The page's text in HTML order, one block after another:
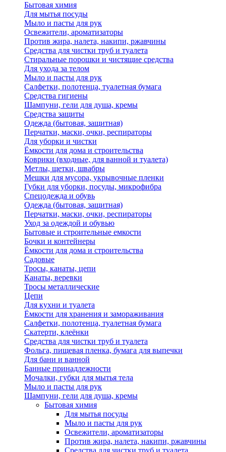
Бытовая химия
Для мытья посуды
Мыло и пасты для рук
Освежители, ароматизаторы
Против жира, налета, накипи, ржавчины
Средства для чистки труб и туалета
Стиральные порошки и чистящие средства
Для ухода за телом
Мыло и пасты для рук
Салфетки, полотенца, туалетная бумага
Средства гигиены
Шампуни, гели для душа, кремы
Средства защиты
Одежда (бытовая, защитная)
Перчатки, маски, очки, респираторы
Для уборки и чистки
Ёмкости для дома и строительства
Коврики (входные, для ванной и туалета)
Метлы, щетки, швабры
Мешки для мусора, укрывочные пленки
Губки для уборки, посуды, микрофибра
Спецодежда и обувь
Одежда (бытовая, защитная)
Перчатки, маски, очки, респираторы
Уход за одеждой и обувью
Бытовые и строительные емкости
Бочки и контейнеры
Ёмкости для дома и строительства
Садовые
Тросы, канаты, цепи
Канаты, веревки
Тросы металлические
Цепи
Для кухни и туалета
Ёмкости для хранения и замораживания
Салфетки, полотенца, туалетная бумага
Скатерти, клеёнки
Средства для чистки труб и туалета
Фольга, пищевая пленка, бумага для выпечки
Для бани и ванной
Банные принадлежности
Мочалки, губки для мытья тела
Мыло и пасты для рук
Шампуни, гели для душа, кремы
Бытовая химия
Для мытья посуды
Мыло и пасты для рук
Освежители, ароматизаторы
Против жира, налета, накипи, ржавчины